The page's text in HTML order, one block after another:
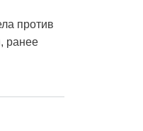
против
ранее